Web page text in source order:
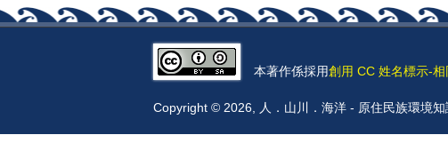
本著作係採用創用 CC 姓名標示-
Copyright © 2026, 人．山川．海洋 - 原住民族環境知